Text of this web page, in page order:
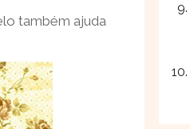
também ajuda